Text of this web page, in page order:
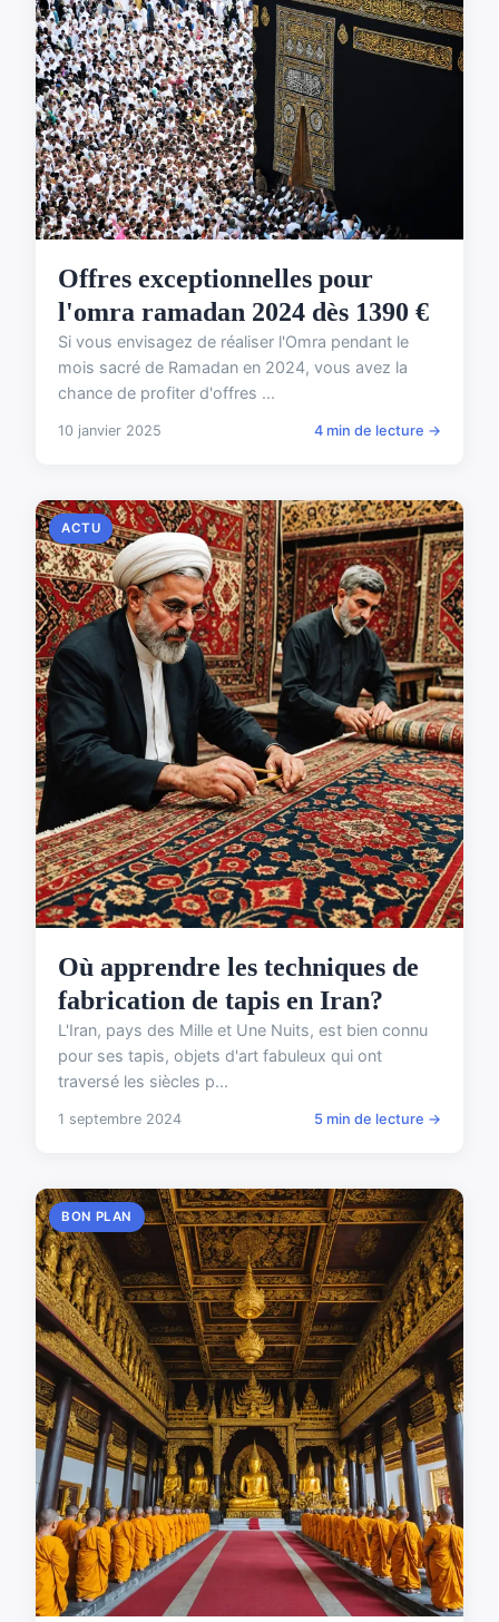
Offres exceptionnelles pour
l'omra ramadan 2024 dès 1390 €
Si vous envisagez de réaliser l'Omra pendant le
mois sacré de Ramadan en 2024, vous avez la
chance de profiter d'offres ...
10 janvier 2025 4 min de lecture →
ACTU
Où apprendre les techniques de
fabrication de tapis en Iran?
L'Iran, pays des Mille et Une Nuits, est bien connu
pour ses tapis, objets d'art fabuleux qui ont
traversé les siècles p...
1 septembre 2024 5 min de lecture →
BON PLAN